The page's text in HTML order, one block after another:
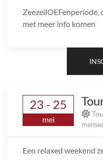
ZeezeilOEFenperiode,
met meer info komen
23 - 25
mei
Een relaxed weekend